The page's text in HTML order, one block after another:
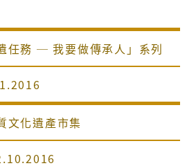
任務 ─ 我要做傳承人」系列
文化遺產市集